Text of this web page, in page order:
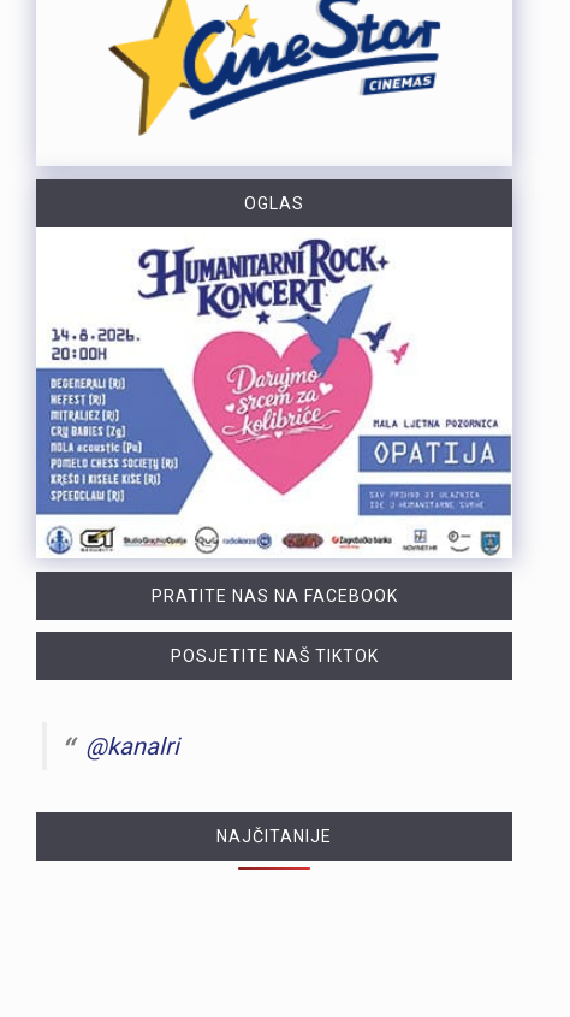
OGLAS
PRATITE NAS NA FACEBOOK
POSJETITE NAŠ TIKTOK
@kanalri
NAJČITANIJE